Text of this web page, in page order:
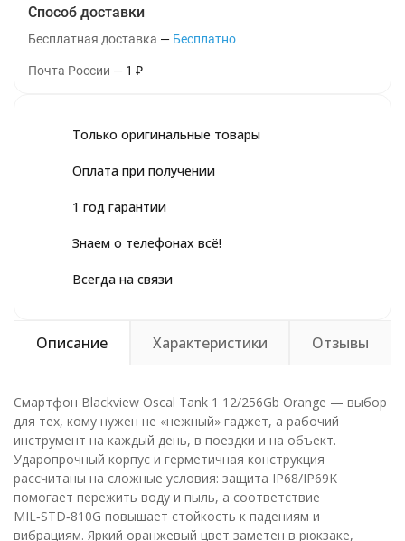
Способ доставки
Бесплатная доставка Бесплатно
Почта России 1 ₽
Только оригинальные товары
Оплата при получении
1 год гарантии
Знаем о телефонах всё!
Всегда на связи
Описание Характеристики Отзывы
Смартфон Blackview Oscal Tank 1 12/256Gb Orange — выбор
для тех, кому нужен не «нежный» гаджет, а рабочий
инструмент на каждый день, в поездки и на объект.
Ударопрочный корпус и герметичная конструкция
рассчитаны на сложные условия: защита IP68/IP69K
помогает пережить воду и пыль, а соответствие
MIL‑STD‑810G повышает стойкость к падениям и
вибрациям. Яркий оранжевый цвет заметен в рюкзаке,